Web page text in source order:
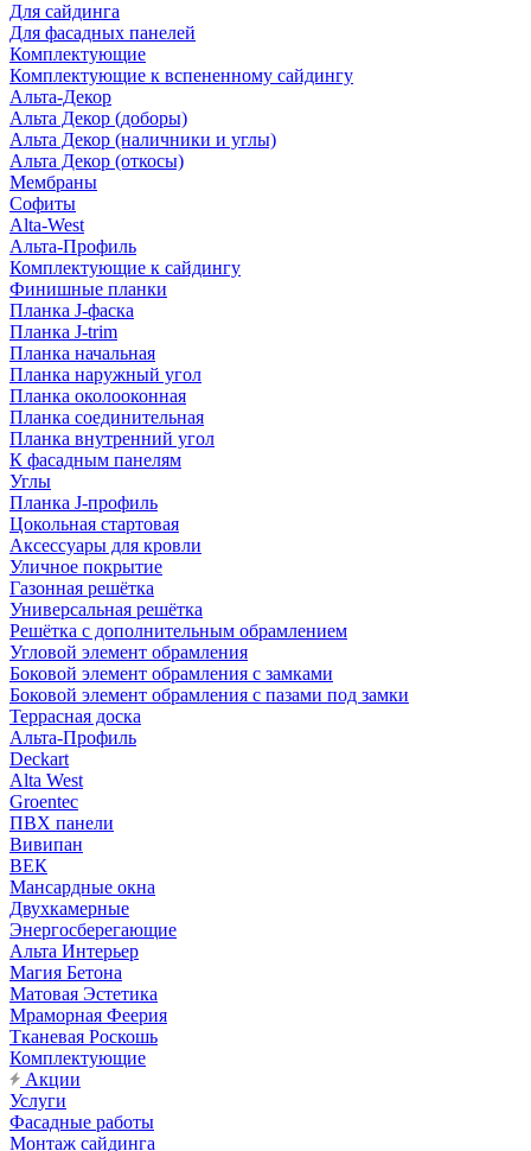
Для сайдинга
Для фасадных панелей
Комплектующие
Комплектующие к вспененному сайдингу
Альта-Декор
Альта Декор (доборы)
Альта Декор (наличники и углы)
Альта Декор (откосы)
Мембраны
Софиты
Alta-West
Альта-Профиль
Комплектующие к сайдингу
Финишные планки
Планка J-фаска
Планка J-trim
Планка начальная
Планка наружный угол
Планка околооконная
Планка соединительная
Планка внутренний угол
К фасадным панелям
Углы
Планка J-профиль
Цокольная стартовая
Аксессуары для кровли
Уличное покрытие
Газонная решётка
Универсальная решётка
Решётка с дополнительным обрамлением
Угловой элемент обрамления
Боковой элемент обрамления с замками
Боковой элемент обрамления с пазами под замки
Террасная доска
Альта-Профиль
Deckart
Alta West
Groentec
ПВХ панели
Вивипан
ВЕК
Мансардные окна
Двухкамерные
Энергосберегающие
Альта Интерьер
Магия Бетона
Матовая Эстетика
Мраморная Феерия
Тканевая Роскошь
Комплектующие
Акции
Услуги
Фасадные работы
Монтаж сайдинга